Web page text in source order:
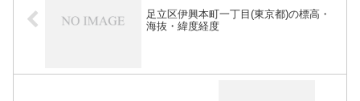
足立区伊興本町一丁目(東京都)の標高・
海抜・緯度経度